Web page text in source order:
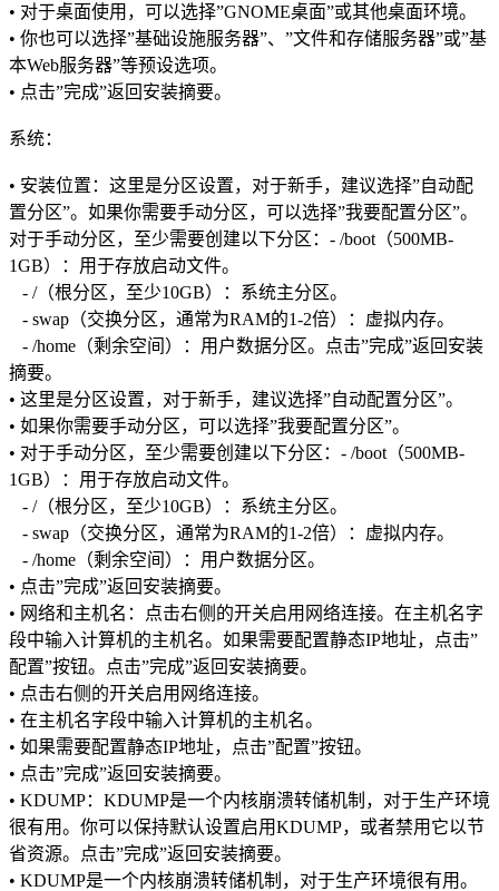
• 对于桌面使用，可以选择”GNOME桌面”或其他桌面环境。
• 你也可以选择”基础设施服务器”、”文件和存储服务器”或”基
本Web服务器”等预设选项。
• 点击”完成”返回安装摘要。
系统：
• 安装位置：这里是分区设置，对于新手，建议选择”自动配
置分区”。如果你需要手动分区，可以选择”我要配置分区”。
对于手动分区，至少需要创建以下分区：- /boot（500MB-
1GB）：用于存放启动文件。
- /（根分区，至少10GB）：系统主分区。
- swap（交换分区，通常为RAM的1-2倍）：虚拟内存。
- /home（剩余空间）：用户数据分区。点击”完成”返回安装
摘要。
• 这里是分区设置，对于新手，建议选择”自动配置分区”。
• 如果你需要手动分区，可以选择”我要配置分区”。
• 对于手动分区，至少需要创建以下分区：- /boot（500MB-
1GB）：用于存放启动文件。
- /（根分区，至少10GB）：系统主分区。
- swap（交换分区，通常为RAM的1-2倍）：虚拟内存。
- /home（剩余空间）：用户数据分区。
• 点击”完成”返回安装摘要。
• 网络和主机名：点击右侧的开关启用网络连接。在主机名字
段中输入计算机的主机名。如果需要配置静态IP地址，点击”
配置”按钮。点击”完成”返回安装摘要。
• 点击右侧的开关启用网络连接。
• 在主机名字段中输入计算机的主机名。
• 如果需要配置静态IP地址，点击”配置”按钮。
• 点击”完成”返回安装摘要。
• KDUMP：KDUMP是一个内核崩溃转储机制，对于生产环境
很有用。你可以保持默认设置启用KDUMP，或者禁用它以节
省资源。点击”完成”返回安装摘要。
• KDUMP是一个内核崩溃转储机制，对于生产环境很有用。